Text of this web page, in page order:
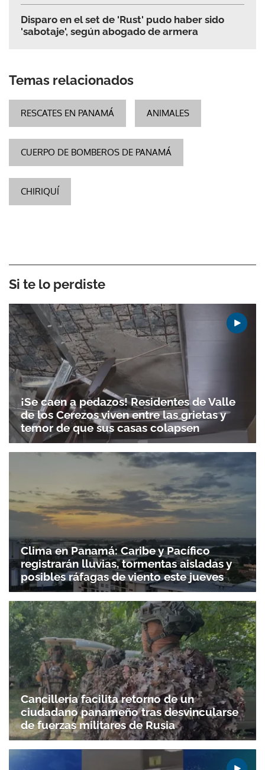
Disparo en el set de 'Rust' pudo haber sido
'sabotaje', según abogado de armera
Temas relacionados
RESCATES EN PANAMÁ ANIMALES
CUERPO DE BOMBEROS DE PANAMÁ
CHIRIQUÍ
Si te lo perdiste
¡Se caen a pedazos! Residentes de Valle
de los Cerezos viven entre las grietas y
temor de que sus casas colapsen
Clima en Panamá: Caribe y Pacífico
registrarán lluvias, tormentas aisladas y
posibles ráfagas de viento este jueves
Cancillería facilita retorno de un
ciudadano panameño tras desvincularse
de fuerzas militares de Rusia